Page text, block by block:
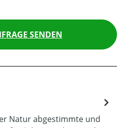
SENDEN
Natur abgestimmte und